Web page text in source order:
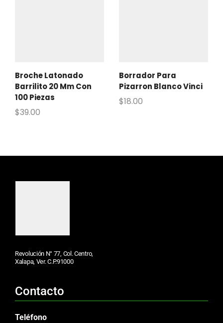
Broche Latonado
Barrilito 20 Mm Con
100 Piezas
$39.00
Borrador Para
Pizarron Blanco Vinci
$18.00
Revolución N° 77, Col. Centro,
Xalapa, Ver. C.P.91000
Contacto
Teléfono